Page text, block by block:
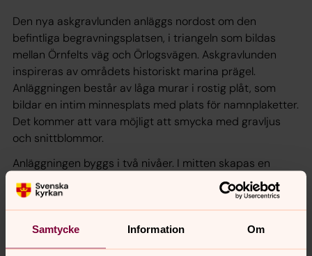
Samtycke Information Om
Den nya askgravlunden anläggs nordost om den
befintliga begravningsplatsen, i triangeln som bildas
mellan Örnfelts väg och Örlogsvägen. Askgravlunden
inspireras av områdets historiskt marina prägel.
Anläggningen består av låga murar i rostig plåt, som
bildar en intim minnesplats med plats för namnplaketter.
Det kommer att vara möjligt att smycka med gravljus
och snittblommor.
Anläggningen byggs i två nivåer. I mitten skapas en
perennplantering för att kontrastera mot de hårda
materialen och visa årstidsväxlingarna. Längs med
Örnfelts väg planteras tre trädgrupper som ramar in
askgravlunden, skapar skugga och ökar den biologiska
mångfalden. Växtvalet inspireras av det kustnära